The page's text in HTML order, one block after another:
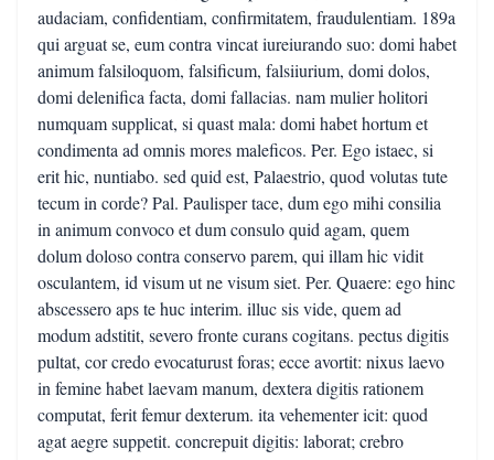
audaciam, confidentiam, confirmitatem, fraudulentiam. 189a
qui arguat se, eum contra vincat iureiurando suo: domi habet
animum falsiloquom, falsificum, falsiiurium, domi dolos,
domi delenifica facta, domi fallacias. nam mulier holitori
numquam supplicat, si quast mala: domi habet hortum et
condimenta ad omnis mores maleficos. Per. Ego istaec, si
erit hic, nuntiabo. sed quid est, Palaestrio, quod volutas tute
tecum in corde? Pal. Paulisper tace, dum ego mihi consilia
in animum convoco et dum consulo quid agam, quem
dolum doloso contra conservo parem, qui illam hic vidit
osculantem, id visum ut ne visum siet. Per. Quaere: ego hinc
abscessero aps te huc interim. illuc sis vide, quem ad
modum adstitit, severo fronte curans cogitans. pectus digitis
pultat, cor credo evocaturust foras; ecce avortit: nixus laevo
in femine habet laevam manum, dextera digitis rationem
computat, ferit femur dexterum. ita vehementer icit: quod
agat aegre suppetit. concrepuit digitis: laborat; crebro